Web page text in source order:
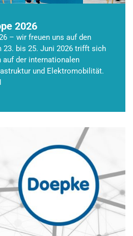
2026
– wir freuen uns auf den
23. bis 25. Juni 2026 trifft sich
auf der internationalen
und Elektromobilität.